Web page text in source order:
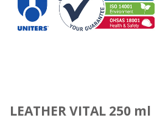
LEATHER VITAL 250 ml